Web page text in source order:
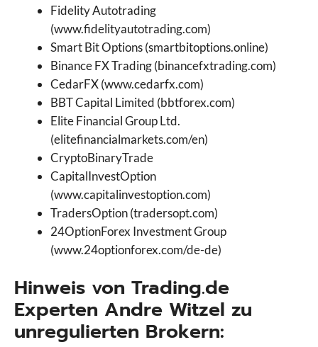
Fidelity Autotrading
(www.fidelityautotrading.com)
Smart Bit Options (smartbitoptions.online)
Binance FX Trading (binancefxtrading.com)
CedarFX (www.cedarfx.com)
BBT Capital Limited (bbtforex.com)
Elite Financial Group Ltd.
(elitefinancialmarkets.com/en)
CryptoBinaryTrade
CapitalInvestOption
(www.capitalinvestoption.com)
TradersOption (tradersopt.com)
24OptionForex Investment Group
(www.24optionforex.com/de-de)
Hinweis von Trading.de
Experten Andre Witzel zu
unregulierten Brokern: